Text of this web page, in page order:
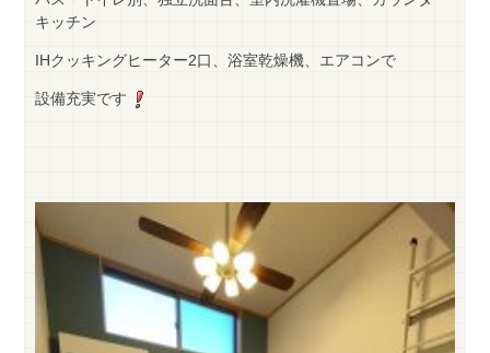
キッチン
IHクッキングヒーター2口、浴室乾燥機、エアコンで
設備充実です